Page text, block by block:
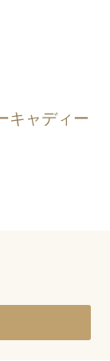
キャディー